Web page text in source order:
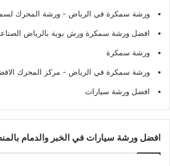
ورشة سمكرة في الرياض - ورشة المحرك
افضل ورشة سمكرة ورش بوية بالرياض
ورشة سمكرة
ورشة سمكرة في الرياض - مركز المحرك
افضل ورشة سيارات
افضل ورشة سيارات في الخبر والدمام